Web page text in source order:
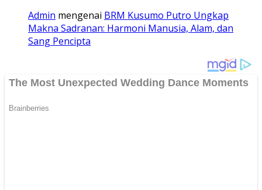
Admin mengenai BRM Kusumo Putro Ungkap
Makna Sadranan: Harmoni Manusia, Alam, dan
Sang Pencipta